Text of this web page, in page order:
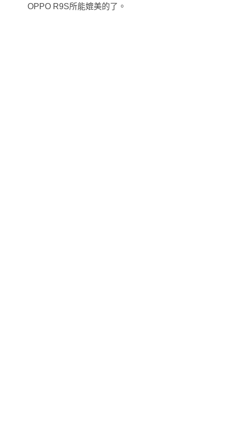
OPPO R9S所能媲美的了。